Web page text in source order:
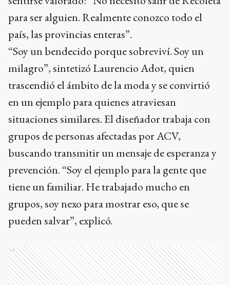
para ser alguien. Realmente conozco todo el
país, las provincias enteras”.
“Soy un bendecido porque sobreviví. Soy un
milagro”, sintetizó Laurencio Adot, quien
trascendió el ámbito de la moda y se convirtió
en un ejemplo para quienes atraviesan
situaciones similares. El diseñador trabaja con
grupos de personas afectadas por ACV,
buscando transmitir un mensaje de esperanza y
prevención. “Soy el ejemplo para la gente que
tiene un familiar. He trabajado mucho en
grupos, soy nexo para mostrar eso, que se
pueden salvar”, explicó.
Ads